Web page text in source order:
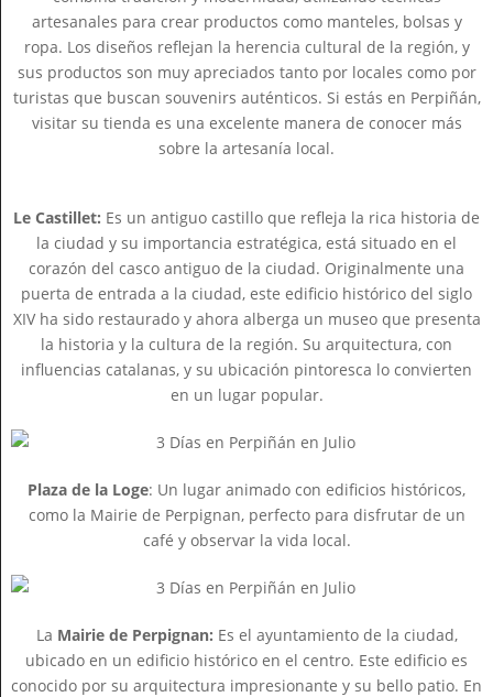
artesanales para crear productos como manteles, bolsas y
ropa. Los diseños reflejan la herencia cultural de la región, y
sus productos son muy apreciados tanto por locales como por
turistas que buscan souvenirs auténticos. Si estás en Perpiñán,
visitar su tienda es una excelente manera de conocer más
sobre la artesanía local.
Le Castillet: Es un antiguo castillo que refleja la rica historia de
la ciudad y su importancia estratégica, está situado en el
corazón del casco antiguo de la ciudad. Originalmente una
puerta de entrada a la ciudad, este edificio histórico del siglo
XIV ha sido restaurado y ahora alberga un museo que presenta
la historia y la cultura de la región. Su arquitectura, con
influencias catalanas, y su ubicación pintoresca lo convierten
en un lugar popular.
Plaza de la Loge: Un lugar animado con edificios históricos,
como la Mairie de Perpignan, perfecto para disfrutar de un
café y observar la vida local.
La Mairie de Perpignan: Es el ayuntamiento de la ciudad,
ubicado en un edificio histórico en el centro. Este edificio es
conocido por su arquitectura impresionante y su bello patio. En